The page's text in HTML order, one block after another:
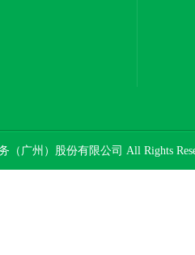
（广州）股份有限公司 All Rights